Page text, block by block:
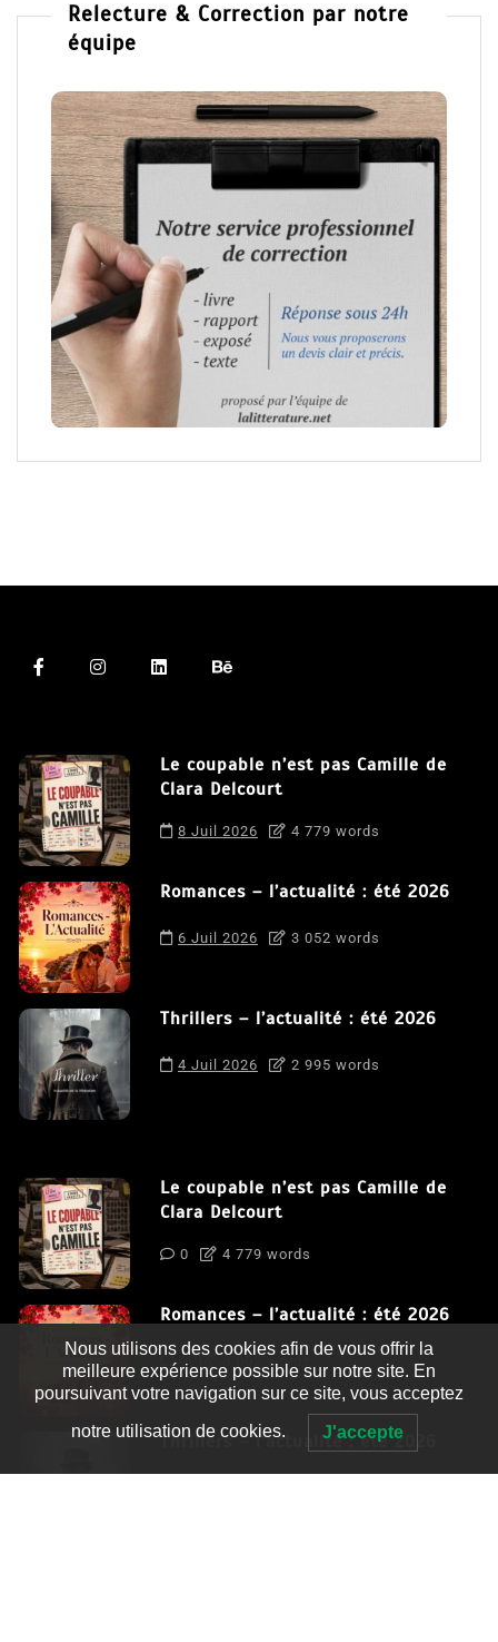
Relecture & Correction par notre
équipe
Le coupable n’est pas Camille de
Clara Delcourt
8 Juil 2026 4 779 words
Romances – l’actualité : été 2026
6 Juil 2026 3 052 words
Thrillers – l’actualité : été 2026
4 Juil 2026 2 995 words
Le coupable n’est pas Camille de
Clara Delcourt
0 4 779 words
Romances – l’actualité : été 2026
0 3 052 words
Thrillers – l’actualité : été 2026
Nous utilisons des cookies afin de vous offrir la
meilleure expérience possible sur notre site. En
poursuivant votre navigation sur ce site, vous acceptez
notre utilisation de cookies. J'accepte